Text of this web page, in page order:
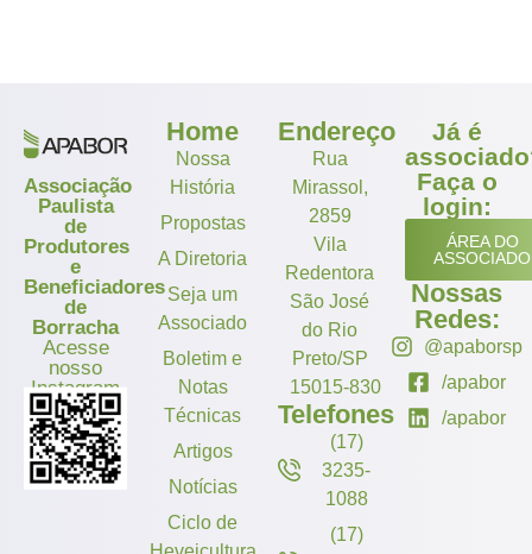
Associação
Paulista
de
Produtores
e
Beneficiadores
de
Borracha
Acesse
nosso
Instagram
Home
Nossa
História
Propostas
A Diretoria
Seja um
Associado
Boletim e
Notas
Técnicas
Artigos
Notícias
Ciclo de
Endereço
Rua
Mirassol,
2859
Vila
Redentora
São José
do Rio
Preto/SP
15015-830
Telefones
(17)
3235-
1088
(17)
Já é
Faça o
login:
ÁREA DO
ASSOCIADO
Nossas
Redes:
@apaborsp
/apabor
/apabor